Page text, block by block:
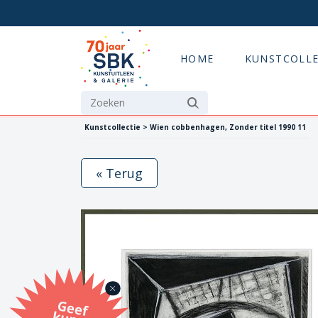
HOME
Kunstcollectie > Wien cobbenhagen, Zonder titel 1990 11
G
eef
u
n
st
a
d
o
m
et
e SB
K
u
n
stb
o
n
« Terug